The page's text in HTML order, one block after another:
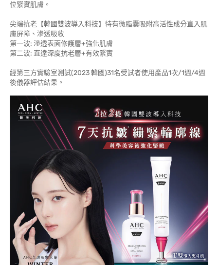
位緊實肌膚。
尖端抗老【韓國雙波導入科技】特有微脂囊吸附高活性成分直入肌
膚屏障、滲透吸收
第一波: 滲透表面修護層+強化肌膚
第二波: 直達深度抗老層+有效緊實
經第三方實驗室測試(2023 韓國)31名受試者使用產品1次/1週/4週
後儀器評估結果。